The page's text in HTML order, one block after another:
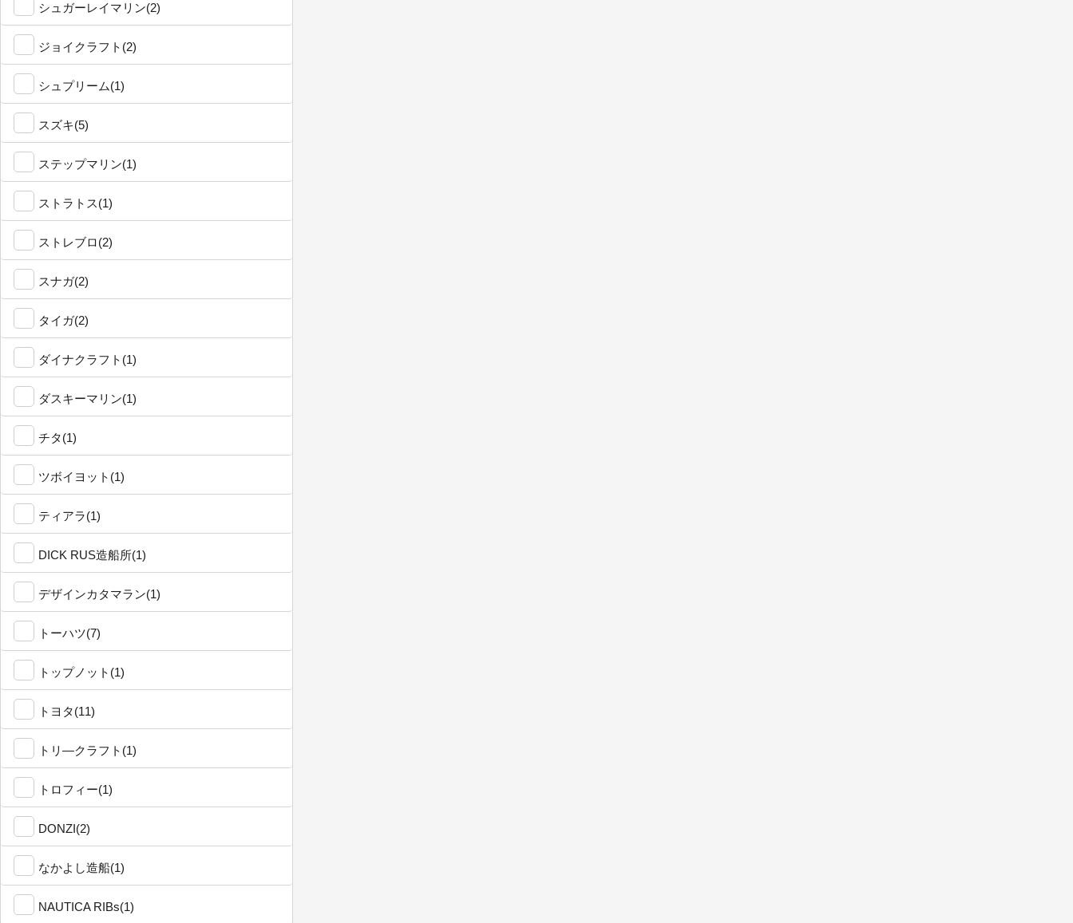
シュガーレイマリン(2)
ジョイクラフト(2)
シュプリーム(1)
スズキ(5)
ステップマリン(1)
ストラトス(1)
ストレブロ(2)
スナガ(2)
タイガ(2)
ダイナクラフト(1)
ダスキーマリン(1)
チタ(1)
ツボイヨット(1)
ティアラ(1)
DICK RUS造船所(1)
デザインカタマラン(1)
トーハツ(7)
トップノット(1)
トヨタ(11)
トリ―クラフト(1)
トロフィー(1)
DONZI(2)
なかよし造船(1)
NAUTICA RIBs(1)